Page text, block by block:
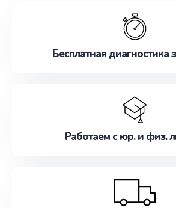
Бесплатная диагностика
Работаем с юр. и физ.